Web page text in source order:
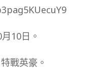
10日。
戰英豪。